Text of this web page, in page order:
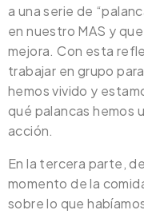
a una serie de
en nuestro MAS y
mejora. Con esta
trabajar en grupo
hemos vivido y
qué palancas hemos
acción.
En la tercera parte,
momento de la
sobre lo que